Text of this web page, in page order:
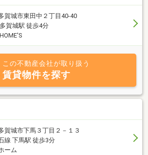
賀城市東田中２丁目40-40
賀城駅 徒歩4分
この不動産会社が取り扱う
賃貸物件を探す
賀城市下馬３丁目２－１３
線 下馬駅 徒歩3分
ーム